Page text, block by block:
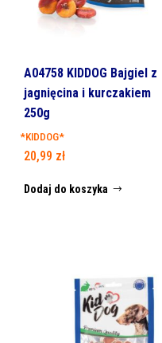
A04758 KIDDOG Bajgiel z
jagnięcina i kurczakiem
250g
*KIDDOG*
20,99 zł
Dodaj do koszyka